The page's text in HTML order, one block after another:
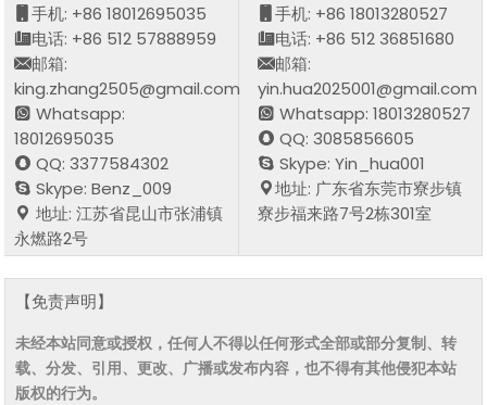
手机: +86 18012695035
电话: +86 512 57888959
邮箱:
king.zhang2505@gmail.com
Whatsapp:
18012695035
QQ: 3377584302
Skype: Benz_009
地址: 江苏省昆山市张浦镇
永燃路2号
手机: +86 18013280527
电话: +86 512 36851680
邮箱:
yin.hua2025001@gmail.com
Whatsapp: 18013280527
QQ: 3085856605
Skype: Yin_hua001
地址: 广东省东莞市寮步镇
寮步福来路7号2栋301室
【免责声明】
未经本站同意或授权，任何人不得以任何形式全部或部分复制、转
载、分发、引用、更改、广播或发布内容，也不得有其他侵犯本站
版权的行为。